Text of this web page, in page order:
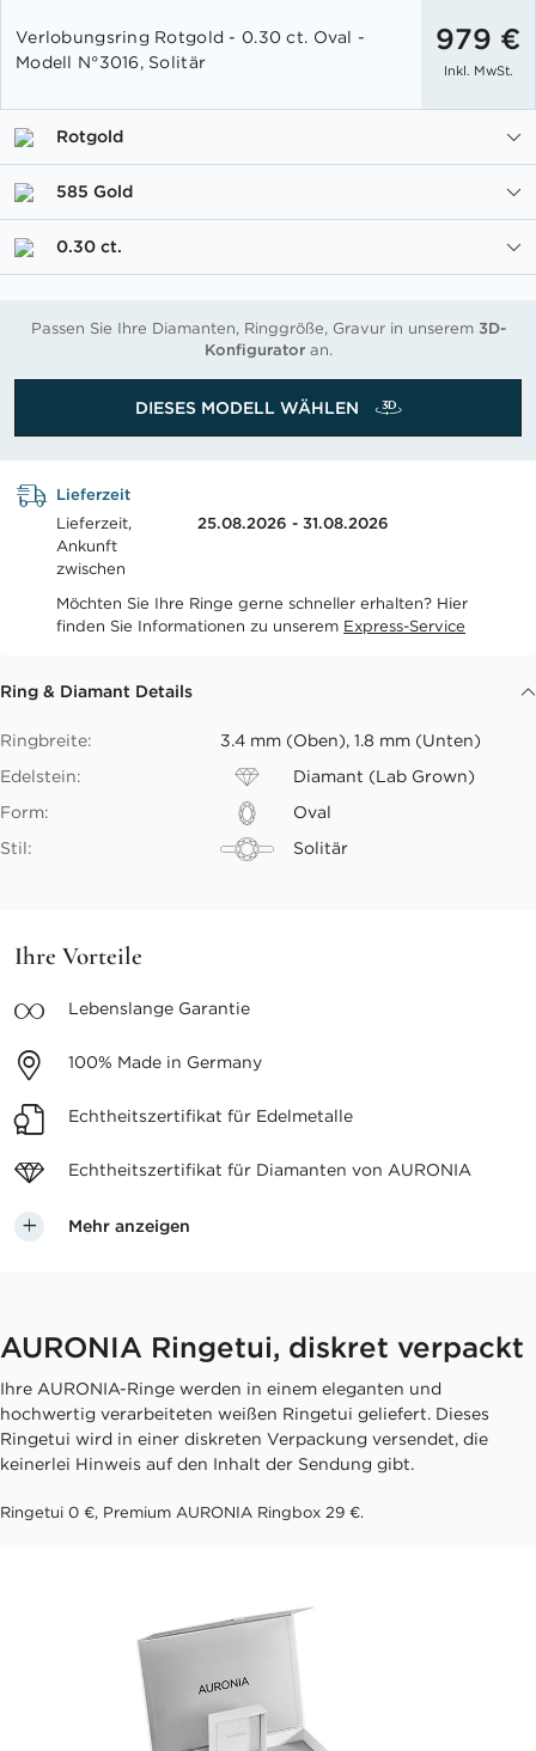
Anfang
der
Bildgalerie
Verlobungsring Rotgold - 0.30 ct. Oval -
Modell N°3016, Solitär
979 €
Inkl. MwSt.
Rotgold
585 Gold
0.30 ct.
Passen Sie Ihre Diamanten, Ringgröße, Gravur in unserem 3D-
Konfiguratoran.
DIESES MODELL WÄHLEN
Lieferzeit
Lieferzeit,
Ankunft
zwischen
25.08.2026 - 31.08.2026
Möchten Sie Ihre Ringe gerne schneller erhalten? Hier
finden Sie Informationen zu unserem Express-Service
Ring & Diamant Details
Ringbreite:
3.4 mm (Oben), 1.8 mm (Unten)
Edelstein:
Diamant (Lab Grown)
Form:
Oval
Stil:
Solitär
Ihre Vorteile
Lebenslange Garantie
100% Made in Germany
Echtheitszertifikat für Edelmetalle
Echtheitszertifikat für Diamanten von AURONIA
Mehr anzeigen
AURONIA Ringetui, diskret verpackt
Ihre AURONIA-Ringe werden in einem eleganten und
hochwertig verarbeiteten weißen Ringetui geliefert. Dieses
Ringetui wird in einer diskreten Verpackung versendet, die
keinerlei Hinweis auf den Inhalt der Sendung gibt.
Ringetui 0 €, Premium AURONIA Ringbox 29 €.